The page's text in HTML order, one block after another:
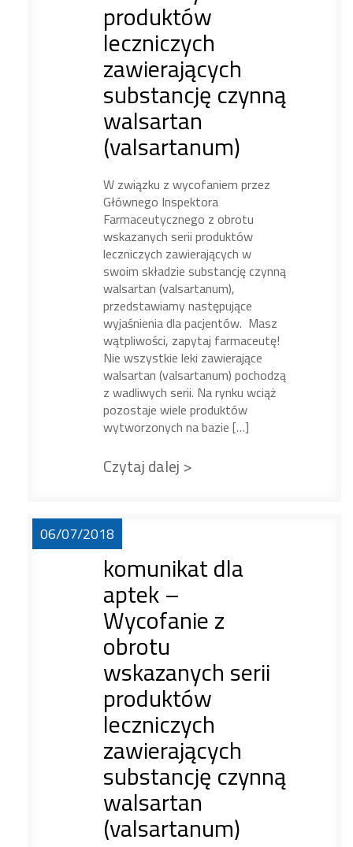
produktów
leczniczych
zawierających
substancję czynną
walsartan
(valsartanum)
W związku z wycofaniem przez
Głównego Inspektora
Farmaceutycznego z obrotu
wskazanych serii produktów
leczniczych zawierających w
swoim składzie substancję czynną
walsartan (valsartanum),
przedstawiamy następujące
wyjaśnienia dla pacjentów. Masz
wątpliwości, zapytaj farmaceutę!
Nie wszystkie leki zawierające
walsartan (valsartanum) pochodzą
z wadliwych serii. Na rynku wciąż
pozostaje wiele produktów
wytworzonych na bazie […]
Czytaj dalej >
06/07/2018
komunikat dla
aptek –
Wycofanie z
obrotu
wskazanych serii
produktów
leczniczych
zawierających
substancję czynną
walsartan
(valsartanum)